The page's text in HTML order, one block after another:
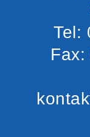
Tel: